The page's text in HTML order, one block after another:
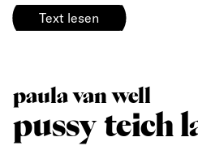
Text lesen
paula van well
pussy teich